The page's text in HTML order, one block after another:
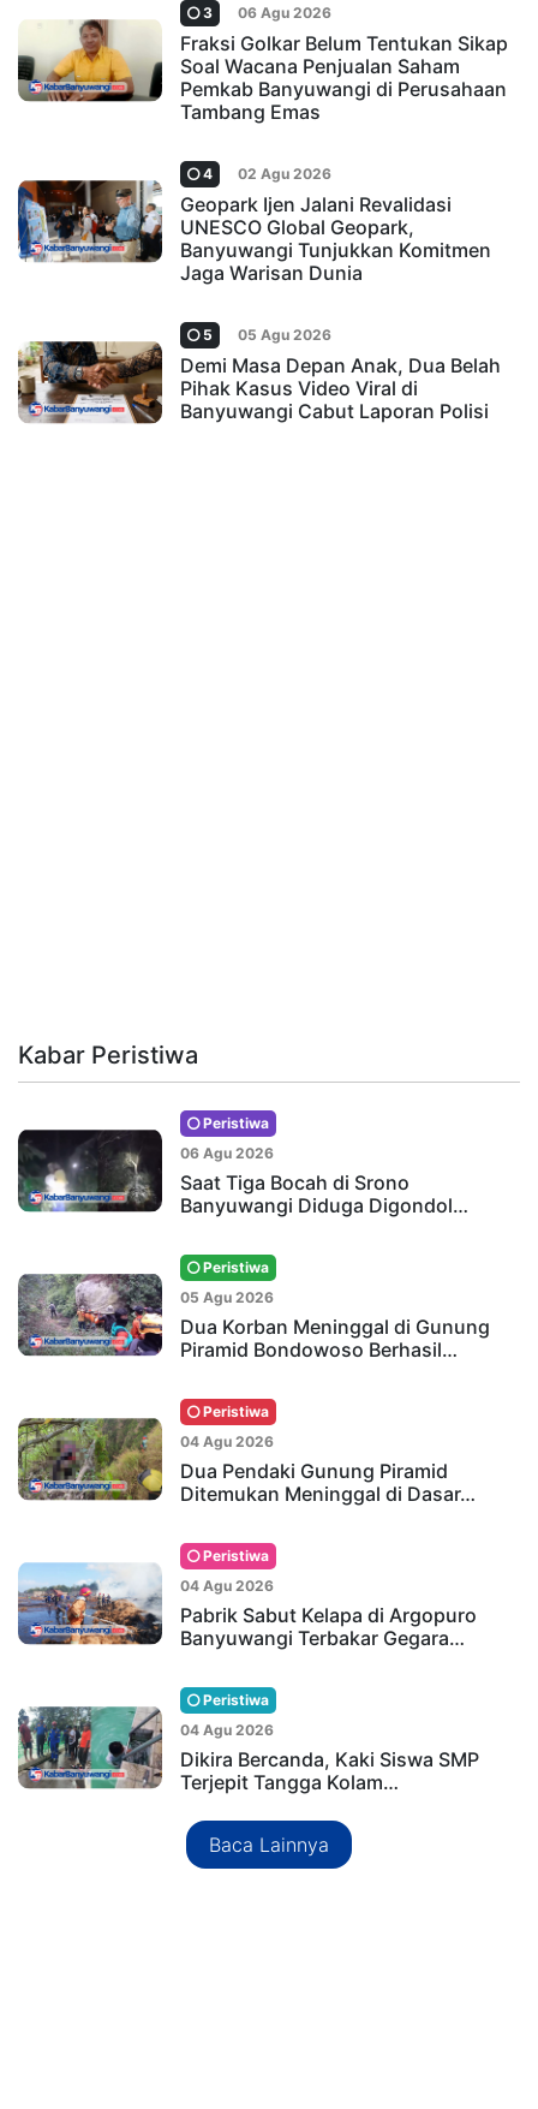
3 06 Agu 2026
Fraksi Golkar Belum Tentukan Sikap
Soal Wacana Penjualan Saham
Pemkab Banyuwangi di Perusahaan
Tambang Emas
4 02 Agu 2026
Geopark Ijen Jalani Revalidasi
UNESCO Global Geopark,
Banyuwangi Tunjukkan Komitmen
Jaga Warisan Dunia
5 05 Agu 2026
Demi Masa Depan Anak, Dua Belah
Pihak Kasus Video Viral di
Banyuwangi Cabut Laporan Polisi
Kabar Peristiwa
Peristiwa
06 Agu 2026
Saat Tiga Bocah di Srono
Banyuwangi Diduga Digondol…
Peristiwa
05 Agu 2026
Dua Korban Meninggal di Gunung
Piramid Bondowoso Berhasil…
Peristiwa
04 Agu 2026
Dua Pendaki Gunung Piramid
Ditemukan Meninggal di Dasar…
Peristiwa
04 Agu 2026
Pabrik Sabut Kelapa di Argopuro
Banyuwangi Terbakar Gegara…
Peristiwa
04 Agu 2026
Dikira Bercanda, Kaki Siswa SMP
Terjepit Tangga Kolam…
Baca Lainnya